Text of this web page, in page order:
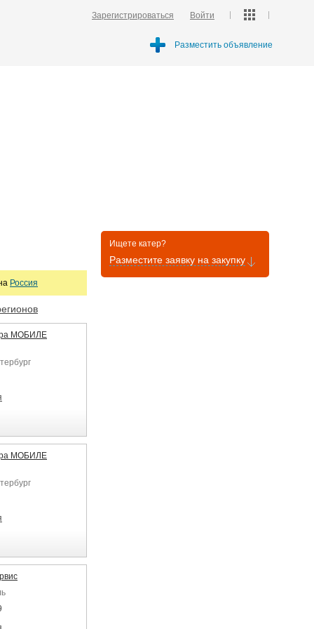
Зарегистрироваться Войти
Разместить объявление
Россия
МОБИЛЕ
МОБИЛЕ
Ищете катер?
Разместите заявку на закупку